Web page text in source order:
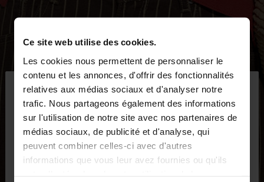
Ce site web utilise des cookies.
Les cookies nous permettent de personnaliser le
contenu et les annonces, d'offrir des fonctionnalités
relatives aux médias sociaux et d'analyser notre
trafic. Nous partageons également des informations
sur l'utilisation de notre site avec nos partenaires de
médias sociaux, de publicité et d'analyse, qui
peuvent combiner celles-ci avec d'autres
informations que vous leur avez fournies ou qu'ils
bonjour ×
Vous accédez au site depuis Luxembourg. Voulez-
vous parcourir notre site au United States?